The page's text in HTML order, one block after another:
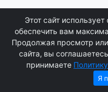
Этот сайт
обеспечить вам
Продолжая просмотр
сайта, вы
принимаете
Я